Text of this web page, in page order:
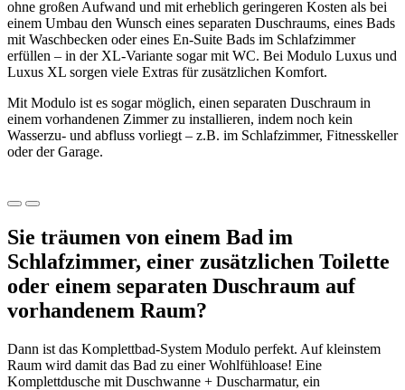
ohne großen Aufwand und mit erheblich geringeren Kosten als bei
einem Umbau den Wunsch eines separaten Duschraums, eines Bads
mit Waschbecken oder eines En-Suite Bads im Schlafzimmer
erfüllen – in der XL-Variante sogar mit WC. Bei Modulo Luxus und
Luxus XL sorgen viele Extras für zusätzlichen Komfort.
Mit Modulo ist es sogar möglich, einen separaten Duschraum in
einem vorhandenen Zimmer zu installieren, indem noch kein
Wasserzu- und abfluss vorliegt – z.B. im Schlafzimmer, Fitnesskeller
oder der Garage.
Sie träumen von einem Bad im
Schlafzimmer, einer zusätzlichen Toilette
oder einem separaten Duschraum auf
vorhandenem Raum?
Dann ist das Komplettbad-System Modulo perfekt. Auf kleinstem
Raum wird damit das Bad zu einer Wohlfühloase! Eine
Komplettdusche mit Duschwanne + Duscharmatur, ein